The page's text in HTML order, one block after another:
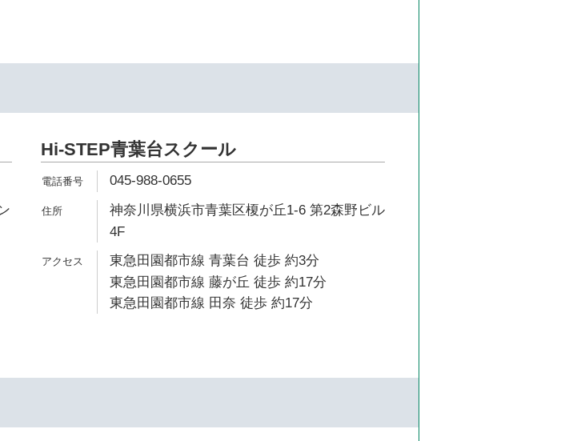
Hi-STEP青葉台スクール
045-988-0655
神奈川県横浜市青葉区榎が丘1-6 第2森野ビル
4F
東急田園都市線 青葉台 徒歩 約3分
東急田園都市線 藤が丘 徒歩 約17分
東急田園都市線 田奈 徒歩 約17分